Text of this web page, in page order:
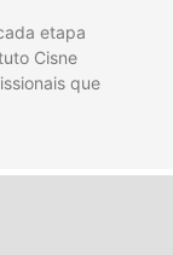
etapa
Cisne
que